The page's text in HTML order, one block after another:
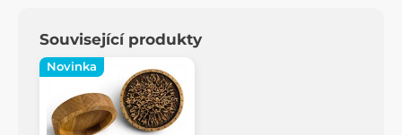
Související produkty
Novinka